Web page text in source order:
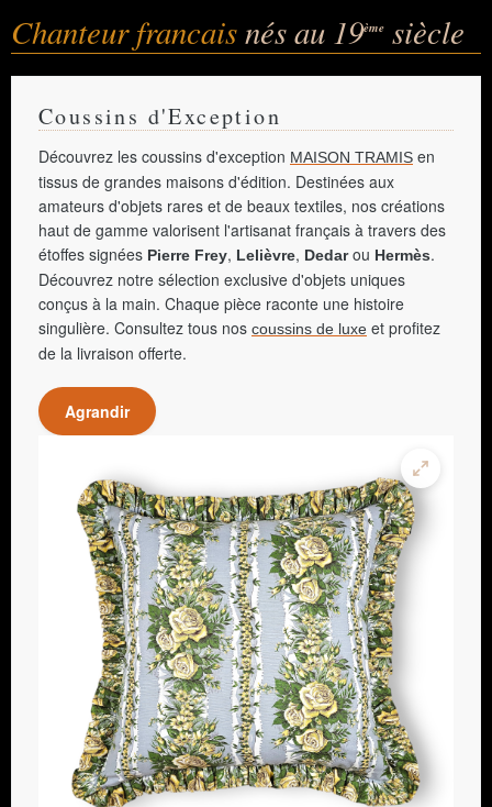
Chanteur francaisnés au 19ème siècle
Coussins d'Exception
Découvrez les coussins d'exception MAISON TRAMIS en
tissus de grandes maisons d'édition. Destinées aux
amateurs d'objets rares et de beaux textiles, nos créations
haut de gamme valorisent l'artisanat français à travers des
étoffes signées Pierre Frey, Lelièvre, Dedarou Hermès.
Découvrez notre sélection exclusive d'objets uniques
conçus à la main. Chaque pièce raconte une histoire
singulière. Consultez tous nos coussins de luxe et profitez
de la livraison offerte.
Agrandir